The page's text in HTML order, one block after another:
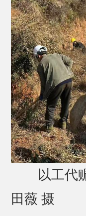
以工代
田薇 摄